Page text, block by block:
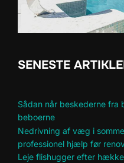
SENESTE
Sådan når beskederne fra
beboerne
Nedrivning af væg i
professionel hjælp før
Leje flishugger efter